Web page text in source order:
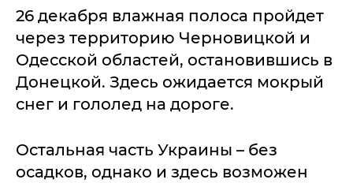
26 декабря влажная полоса пройдет
через территорию Черновицкой и
Одесской областей, остановившись в
Донецкой. Здесь ожидается мокрый
снег и гололед на дороге.
Остальная часть Украины – без
осадков, однако и здесь возможен